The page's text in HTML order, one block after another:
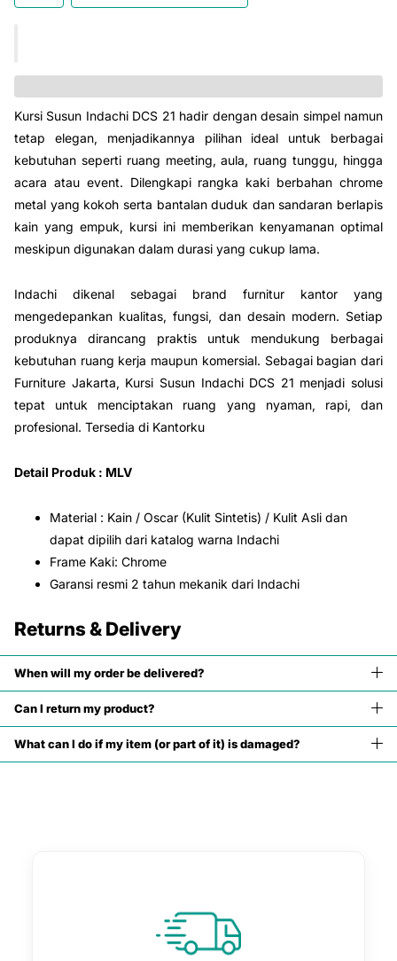
Kursi Susun Indachi DCS 21 hadir dengan desain simpel namun
tetap elegan, menjadikannya pilihan ideal untuk berbagai
kebutuhan seperti ruang meeting, aula, ruang tunggu, hingga
acara atau event. Dilengkapi rangka kaki berbahan chrome
metal yang kokoh serta bantalan duduk dan sandaran berlapis
kain yang empuk, kursi ini memberikan kenyamanan optimal
meskipun digunakan dalam durasi yang cukup lama.
Indachi dikenal sebagai brand furnitur kantor yang
mengedepankan kualitas, fungsi, dan desain modern. Setiap
produknya dirancang praktis untuk mendukung berbagai
kebutuhan ruang kerja maupun komersial. Sebagai bagian dari
Furniture Jakarta, Kursi Susun Indachi DCS 21 menjadi solusi
tepat untuk menciptakan ruang yang nyaman, rapi, dan
profesional. Tersedia di Kantorku
Detail Produk : MLV
Material : Kain / Oscar (Kulit Sintetis) / Kulit Asli dan
dapat dipilih dari katalog warna Indachi
Frame Kaki: Chrome
Garansi resmi 2 tahun mekanik dari Indachi
Returns & Delivery
When will my order be delivered?
Can I return my product?
What can I do if my item (or part of it) is damaged?